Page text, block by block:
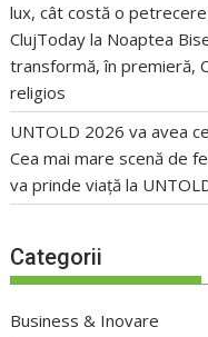
lux, cât costă o
ClujToday la Noaptea
transformă, în premieră,
religios
UNTOLD 2026 va avea
Cea mai mare scenă de
va prinde viață la
Categorii
Business & Inovare